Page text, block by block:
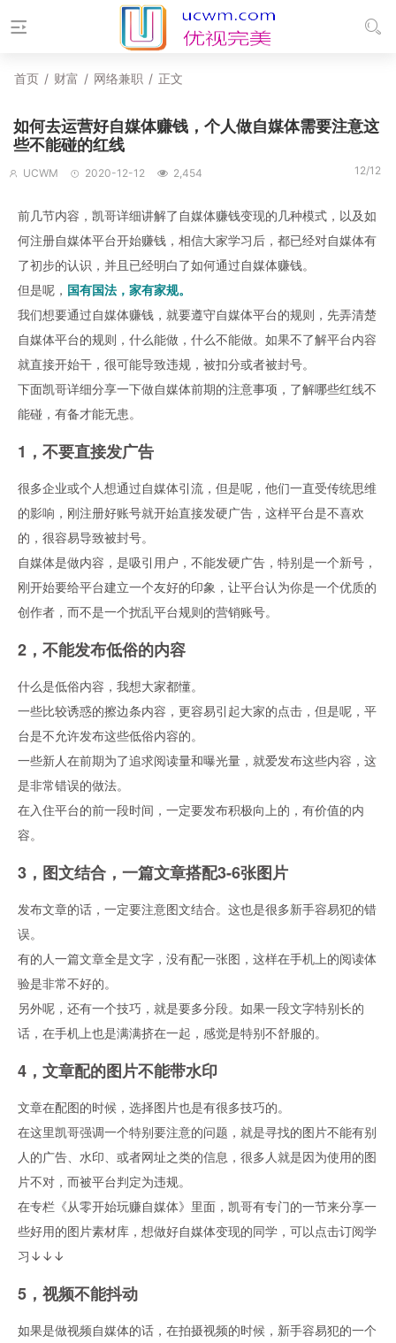
首页 / 财富 / 网络兼职 / 正文
如何去运营好自媒体赚钱，个人做自媒体需要注意这
些不能碰的红线
UCWM 2020-12-12 2,454 12/12
前几节内容，凯哥详细讲解了自媒体赚钱变现的几种模式，以及如
何注册自媒体平台开始赚钱，相信大家学习后，都已经对自媒体有
了初步的认识，并且已经明白了如何通过自媒体赚钱。
但是呢， 国有国法，家有家规。
我们想要通过自媒体赚钱，就要遵守自媒体平台的规则，先弄清楚
自媒体平台的规则，什么能做，什么不能做。如果不了解平台内容
就直接开始干，很可能导致违规，被扣分或者被封号。
下面凯哥详细分享一下做自媒体前期的注意事项，了解哪些红线不
能碰，有备才能无患。
1，不要直接发广告
很多企业或个人想通过自媒体引流，但是呢，他们一直受传统思维
的影响，刚注册好账号就开始直接发硬广告，这样平台是不喜欢
的，很容易导致被封号。
自媒体是做内容，是吸引用户，不能发硬广告，特别是一个新号，
刚开始要给平台建立一个友好的印象，让平台认为你是一个优质的
创作者，而不是一个扰乱平台规则的营销账号。
2，不能发布低俗的内容
什么是低俗内容，我想大家都懂。
一些比较诱惑的擦边条内容，更容易引起大家的点击，但是呢，平
台是不允许发布这些低俗内容的。
一些新人在前期为了追求阅读量和曝光量，就爱发布这些内容，这
是非常错误的做法。
在入住平台的前一段时间，一定要发布积极向上的，有价值的内
容。
3，图文结合，一篇文章搭配3-6张图片
发布文章的话，一定要注意图文结合。这也是很多新手容易犯的错
误。
有的人一篇文章全是文字，没有配一张图，这样在手机上的阅读体
验是非常不好的。
另外呢，还有一个技巧，就是要多分段。如果一段文字特别长的
话，在手机上也是满满挤在一起，感觉是特别不舒服的。
4，文章配的图片不能带水印
文章在配图的时候，选择图片也是有很多技巧的。
在这里凯哥强调一个特别要注意的问题，就是寻找的图片不能有别
人的广告、水印、或者网址之类的信息，很多人就是因为使用的图
片不对，而被平台判定为违规。
在专栏《从零开始玩赚自媒体》里面，凯哥有专门的一节来分享一
些好用的图片素材库，想做好自媒体变现的同学，可以点击订阅学
习↓↓↓
5，视频不能抖动
如果是做视频自媒体的话，在拍摄视频的时候，新手容易犯的一个